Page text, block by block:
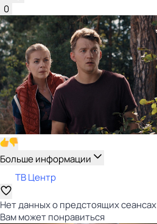
0
Больше информации
ТВ Центр
Нет данных о предстоящих сеансах
Вам может понравиться